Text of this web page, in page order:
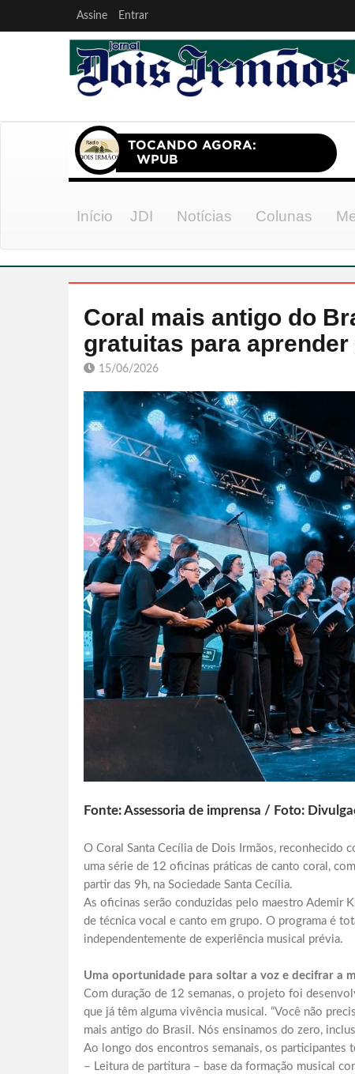
Assine Entrar
Início JDI Notícias Colunas
Coral mais antigo do
gratuitas para
15/06/2026
Fonte: Assessoria de imprensa / Foto:
O Coral Santa Cecília de Dois Irmãos, reconhecido
uma série de 12 oficinas práticas de canto coral,
partir das 9h, na Sociedade Santa Cecília.
As oficinas serão conduzidas pelo maestro Ademir
de técnica vocal e canto em grupo. O programa é
independentemente de experiência musical prévia.
Uma oportunidade para soltar a voz e decifrar a
Com duração de 12 semanas, o projeto foi
que já têm alguma vivência musical. “Você não
mais antigo do Brasil. Nós ensinamos do zero,
Ao longo dos encontros semanais, os participantes
– Leitura de partitura – base da formação musical